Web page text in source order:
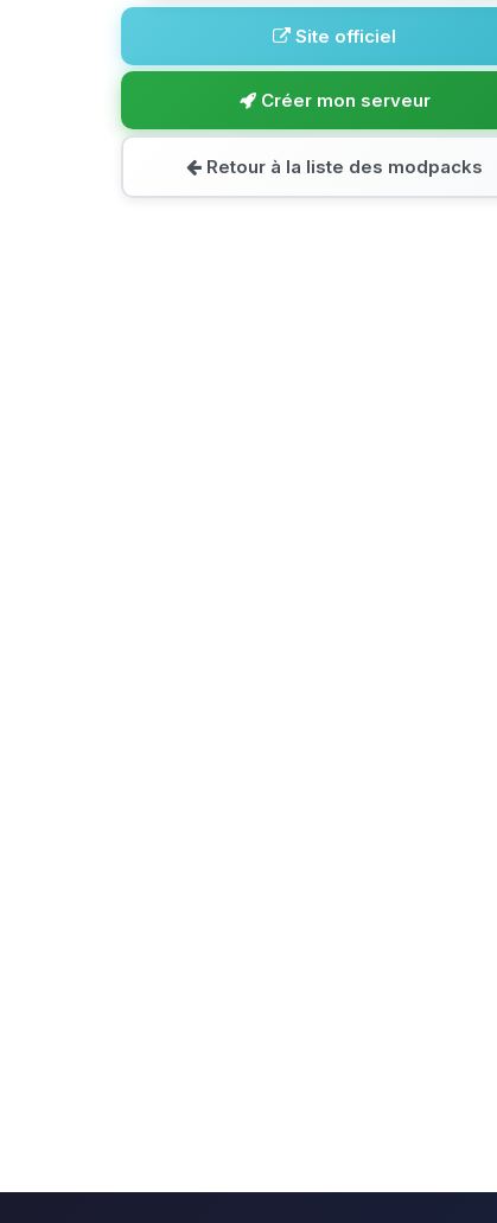
Site officiel
Créer mon serveur
Retour à la liste des modpacks